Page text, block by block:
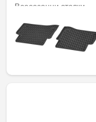
Всесезонни стелки
задни, комплект от 2